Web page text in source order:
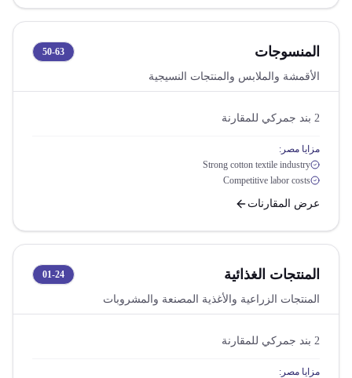
المنسوجات 50-63
الأقمشة والملابس والمنتجات النسيجية
2 بند جمركي للمقارنة
مزايا مصر:
Strong cotton textile industry
Competitive labor costs
عرض المقارنات
المنتجات الغذائية 01-24
المنتجات الزراعية والأغذية المصنعة والمشروبات
2 بند جمركي للمقارنة
مزايا مصر: